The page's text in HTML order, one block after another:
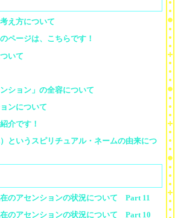
え方について
ページは、こちらです！
いて
ション」の全容について
ンについて
介です！
というスピリチュアル・ネームの由来につ
のアセンションの状況について Part 11
のアセンションの状況について Part 10